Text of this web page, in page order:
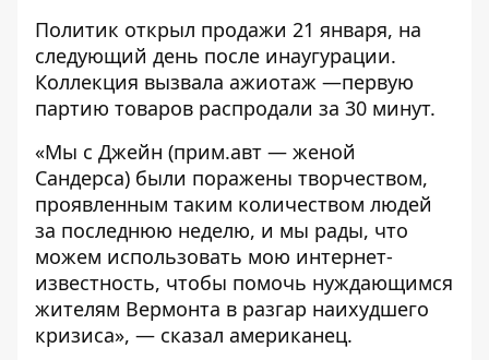
Политик открыл продажи 21 января, на
следующий день после инаугурации.
Коллекция вызвала ажиотаж —первую
партию товаров распродали за 30 минут.
«Мы с Джейн (прим.авт — женой
Сандерса) были поражены творчеством,
проявленным таким количеством людей
за последнюю неделю, и мы рады, что
можем использовать мою интернет-
известность, чтобы помочь нуждающимся
жителям Вермонта в разгар наихудшего
кризиса», — сказал американец.